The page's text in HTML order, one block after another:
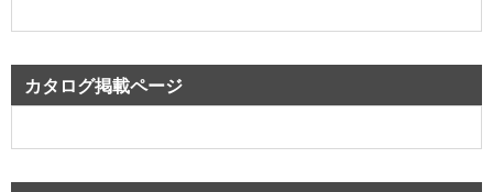
カタログ掲載ページ